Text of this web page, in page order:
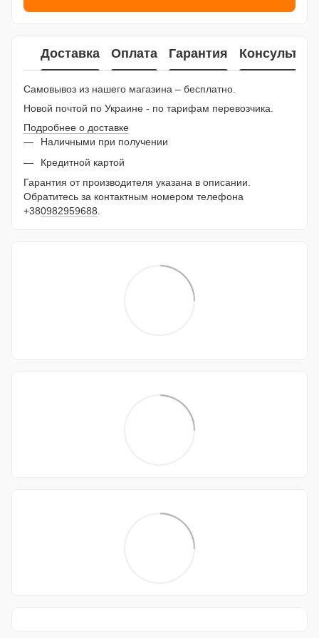
Доставка Оплата Гарантия
Самовывоз из нашего магазина – бесплатно.
Новой почтой по Украине - по тарифам перевозчика.
Подробнее о доставке
Наличными при получении
Кредитной картой
Гарантия от производителя указана в описании.
Обратитесь за контактным номером телефона
+380982959688